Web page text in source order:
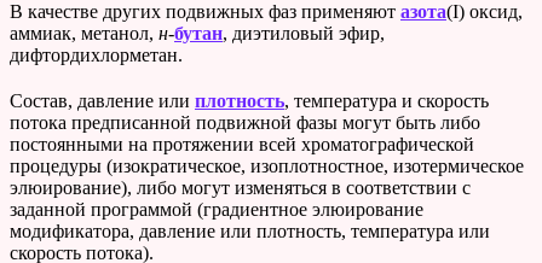
В качестве других подвижных фаз применяют азота(I) оксид,
аммиак, метанол, н-бутан, диэтиловый эфир,
дифтордихлорметан.
Состав, давление или плотность, температура и скорость
потока предписанной подвижной фазы могут быть либо
постоянными на протяжении всей хроматографической
процедуры (изократическое, изоплотностное, изотермическое
элюирование), либо могут изменяться в соответствии с
заданной программой (градиентное элюирование
модификатора, давление или плотность, температура или
скорость потока).